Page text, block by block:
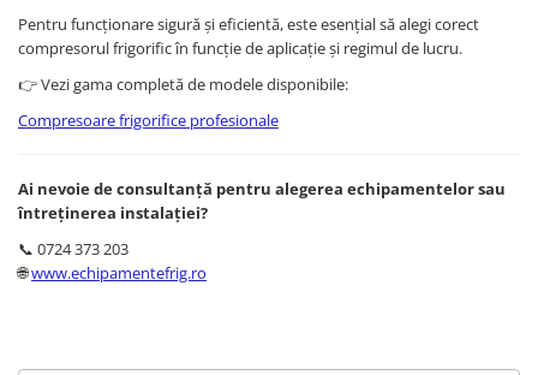
Pentru funcționare sigură și eficientă, este esențial să alegi corect
compresorul frigorific în funcție de aplicație și regimul de lucru.
👉 Vezi gama completă de modele disponibile:
Compresoare frigorifice profesionale
Ai nevoie de consultanță pentru alegerea echipamentelor sau
întreținerea instalației?
📞 0724 373 203
🌐www.echipamentefrig.ro